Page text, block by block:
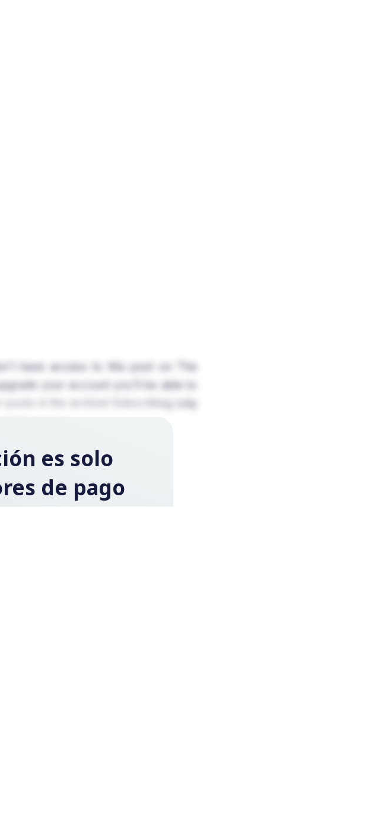
have access to this post on The
your account you'll be able to
in the archive! Subscribing only
access.
es solo
de pago